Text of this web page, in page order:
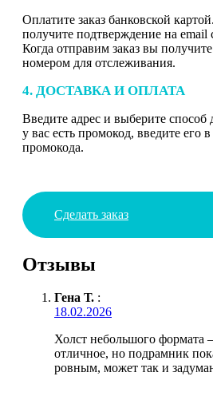
Оплатите заказ банковской
получите подтверждение на email
Когда отправим заказ вы
номером для отслеживания.
4. ДОСТАВКА И ОПЛАТА
Введите адрес и выберите способ
у вас есть промокод, введите его
промокода.
Сделать заказ
Отзывы
Гена Т. :
18.02.2026
Холст небольшого формата
отличное, но подрамник
ровным, может так и